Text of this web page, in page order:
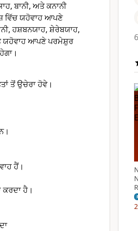
ਬਾਨੀ, ਅਤੇ ਕਨਾਨੀ
ਵਿੱਚ ਯਹੋਵਾਹ ਆਪਣੇ
ਹਸ਼ਬਨਯਾਹ, ਸ਼ੇਰੇਬਯਾਹ,
ਯਹੋਵਾਹ ਆਪਣੇ ਪਰਮੇਸ਼ੁਰ
ਤੋਂ ਉਚੇਰਾ ਹੋਵੇ।
ਹੈਂ।
ਹੈ।